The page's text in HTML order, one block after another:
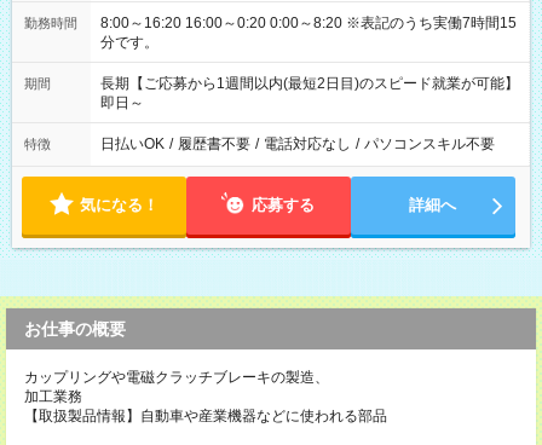
勤務時間
8:00～16:20 16:00～0:20 0:00～8:20 ※表記のうち実働7時間15
分です。
期間
長期【ご応募から1週間以内(最短2日目)のスピード就業が可能】
即日～
特徴 日払いOK / 履歴書不要 / 電話対応なし / パソコンスキル不要
気になる！ 応募する 詳細へ
お仕事の概要
カップリングや電磁クラッチブレーキの製造、
加工業務
【取扱製品情報】自動車や産業機器などに使われる部品